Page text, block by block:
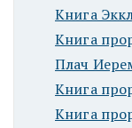
Книга
Книга
Плач
Книга
Книга